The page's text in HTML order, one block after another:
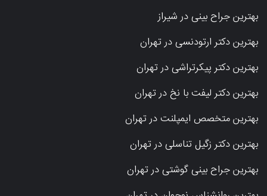
بهترین جراح بینی در شیراز
بهترین دکتر ارتودنسی در تهران
بهترین دکتر پیکرتراشی در تهران
بهترین دکتر لیفت با نخ در تهران
بهترین متخصص ایمپلنت در تهران
بهترین دکتر زگیل تناسلی در تهران
بهترین جراح بینی گوشتی در تهران